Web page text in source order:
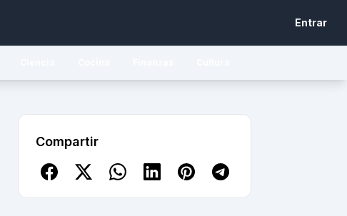
Entrar
Compartir